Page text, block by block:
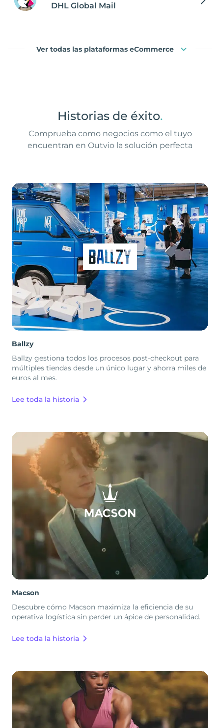
DHL Global Mail
Ver todas las plataformas eCommerce
Historias de éxito.
Comprueba como negocios como el tuyo
encuentran en Outvio la solución perfecta
Ballzy
Ballzy gestiona todos los procesos post-checkout para
múltiples tiendas desde un único lugar y ahorra miles de
euros al mes.
Lee toda la historia
Macson
Descubre cómo Macson maximiza la eficiencia de su
operativa logística sin perder un ápice de personalidad.
Lee toda la historia